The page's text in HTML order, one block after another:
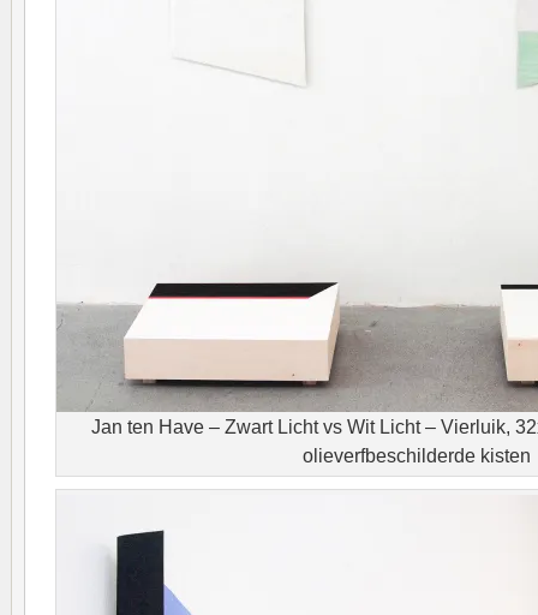
Jan ten Have – Zwart Licht vs Wit Licht – Vierluik,
olieverfbeschilderde kisten